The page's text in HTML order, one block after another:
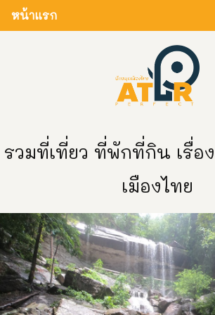
หน้าแรก
รวมที่เที่ยว ที่พักที่กิน เรื่อ
เมืองไทย